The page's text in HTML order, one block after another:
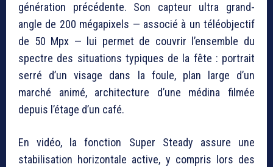
génération précédente. Son capteur ultra grand-
angle de 200 mégapixels — associé à un téléobjectif
de 50 Mpx — lui permet de couvrir l’ensemble du
spectre des situations typiques de la fête : portrait
serré d’un visage dans la foule, plan large d’un
marché animé, architecture d’une médina filmée
depuis l’étage d’un café.
En vidéo, la fonction Super Steady assure une
stabilisation horizontale active, y compris lors des